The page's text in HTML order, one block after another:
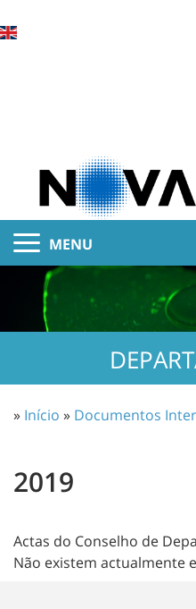
MENU
» Início » Documentos
2019
Actas do Conselho de
Não existem actualmente